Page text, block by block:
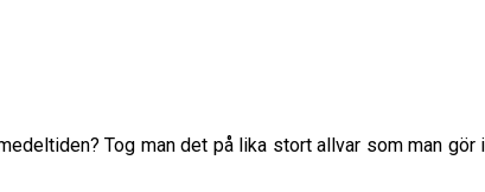
Tog man det på lika stort allvar som man gör